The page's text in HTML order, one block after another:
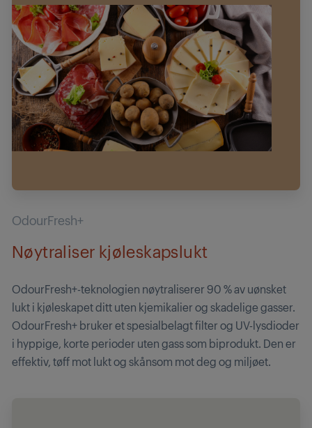
OdourFresh+
Nøytraliser kjøleskapslukt
OdourFresh+-teknologien nøytraliserer 90 % av uønsket
lukt i kjøleskapet ditt uten kjemikalier og skadelige gasser.
OdourFresh+ bruker et spesialbelagt filter og UV-lysdioder
i hyppige, korte perioder uten gass som biprodukt. Den er
effektiv, tøff mot lukt og skånsom mot deg og miljøet.